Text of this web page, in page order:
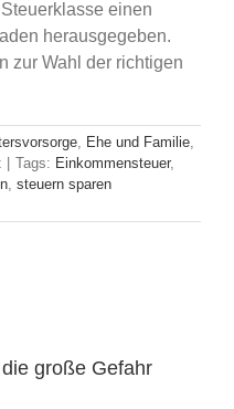
einen
herausgegeben.
zur Wahl der richtigen
Ehe und Familie
Tags: Einkommensteuer,
steuern sparen
große Gefahr